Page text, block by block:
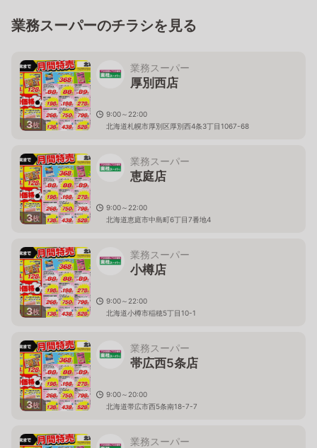
業務スーパーのチラシを見る
3枚
業務スーパー
厚別西店
9:00～22:00
北海道札幌市厚別区厚別西4条3丁目1067-68
3枚
業務スーパー
恵庭店
9:00～22:00
北海道恵庭市中島町6丁目7番地4
3枚
業務スーパー
小樽店
9:00～22:00
北海道小樽市稲穂5丁目10-1
3枚
業務スーパー
帯広西5条店
9:00～20:00
北海道帯広市西5条南18-7-7
業務スーパー